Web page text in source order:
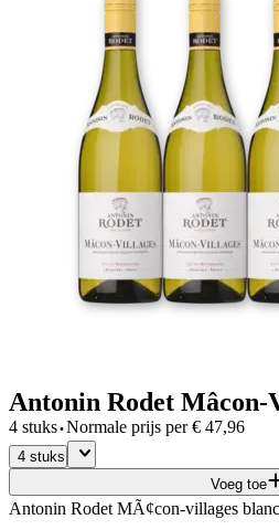
Antonin Rodet Mâcon-
4 stuks·Normale prijs per € 47,96
4 stuks
Voeg toe
Antonin Rodet MÃ¢con-villages